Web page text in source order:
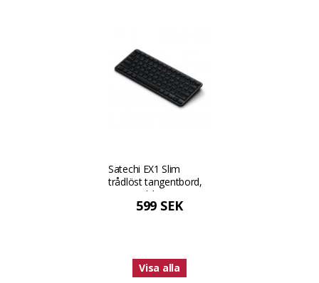
Satechi EX1 Slim
trådlöst tangentbord,
US-engelsk version -
Space Black
599 SEK
Visa alla